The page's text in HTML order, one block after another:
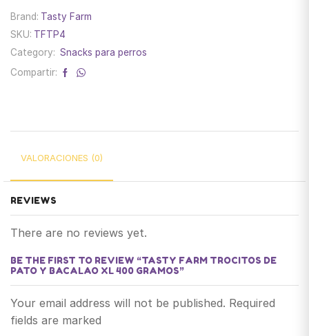
Brand: Tasty Farm
SKU: TFTP4
Category: Snacks para perros
Compartir:
VALORACIONES (0)
REVIEWS
There are no reviews yet.
BE THE FIRST TO REVIEW “TASTY FARM TROCITOS DE
PATO Y BACALAO XL 400 GRAMOS”
Your email address will not be published. Required
fields are marked